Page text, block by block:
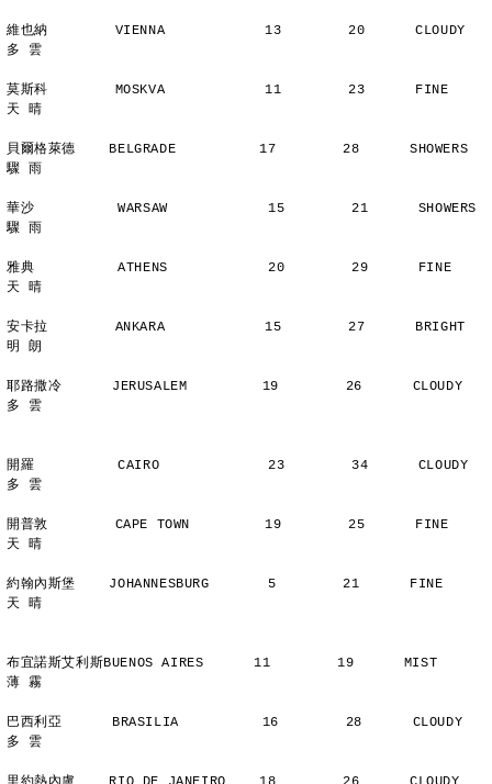
維也納        VIENNA            13        20      CLOUDY
多 雲
莫斯科        MOSKVA            11        23      FINE
天 晴
貝爾格萊德    BELGRADE          17        28      SHOWERS
驟 雨
華沙          WARSAW            15        21      SHOWERS
驟 雨
雅典          ATHENS            20        29      FINE
天 晴
安卡拉        ANKARA            15        27      BRIGHT
明 朗
耶路撒冷      JERUSALEM         19        26      CLOUDY
多 雲
開羅          CAIRO             23        34      CLOUDY
多 雲
開普敦        CAPE TOWN         19        25      FINE
天 晴
約翰內斯堡    JOHANNESBURG       5        21      FINE
天 晴
布宜諾斯艾利斯BUENOS AIRES      11        19      MIST
薄 霧
巴西利亞      BRASILIA          16        28      CLOUDY
多 雲